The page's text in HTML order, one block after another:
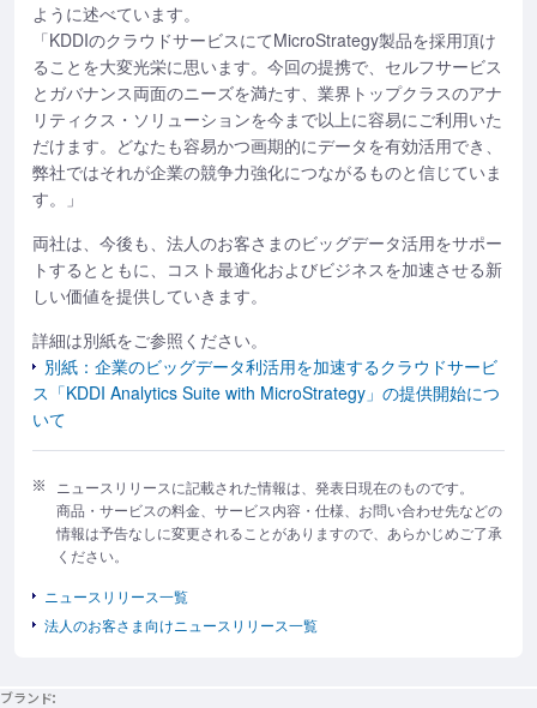
ように述べています。
「KDDIのクラウドサービスにてMicroStrategy製品を採用頂け
ることを大変光栄に思います。今回の提携で、セルフサービス
とガバナンス両面のニーズを満たす、業界トップクラスのアナ
リティクス・ソリューションを今まで以上に容易にご利用いた
だけます。どなたも容易かつ画期的にデータを有効活用でき、
弊社ではそれが企業の競争力強化につながるものと信じていま
す。」
両社は、今後も、法人のお客さまのビッグデータ活用をサポー
トするとともに、コスト最適化およびビジネスを加速させる新
しい価値を提供していきます。
詳細は別紙をご参照ください。
別紙：企業のビッグデータ利活用を加速するクラウドサービ
ス「KDDI Analytics Suite with MicroStrategy」の提供開始につ
いて
ニュースリリースに記載された情報は、発表日現在のものです。
商品・サービスの料金、サービス内容・仕様、お問い合わせ先などの
情報は予告なしに変更されることがありますので、あらかじめご了承
ください。
ニュースリリース一覧
法人のお客さま向けニュースリリース一覧
ブランド